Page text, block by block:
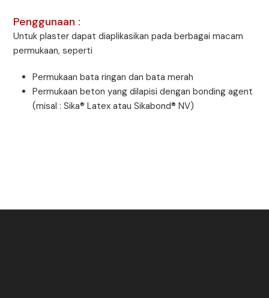
Penggunaan :
Untuk plaster dapat diaplikasikan pada berbagai macam
permukaan, seperti
Permukaan bata ringan dan bata merah
Permukaan beton yang dilapisi dengan bonding agent
(misal : Sika® Latex atau Sikabond® NV)